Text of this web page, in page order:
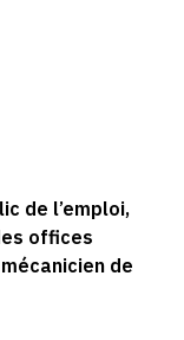
de l’emploi,
offices
de